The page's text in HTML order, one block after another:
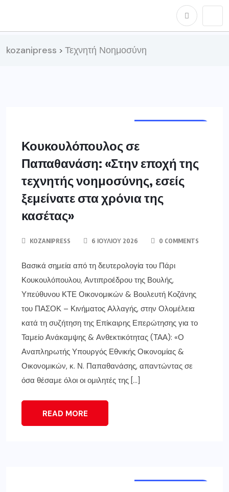
kozanipress > Τεχνητή Νοημοσύνη
Κουκουλόπουλος σε
Παπαθανάση: «Στην εποχή της
τεχνητής νοημοσύνης, εσείς
ξεμείνατε στα χρόνια της
κασέτας»
KOZANIPRESS 6 ΙΟΥΛΊΟΥ 2026 0 COMMENTS
Βασικά σημεία από τη δευτερολογία του Πάρι
Κουκουλόπουλου, Αντιπροέδρου της Βουλής,
Υπεύθυνου ΚΤΕ Οικονομικών & Βουλευτή Κοζάνης
του ΠΑΣΟΚ – Κινήματος Αλλαγής, στην Ολομέλεια
κατά τη συζήτηση της Επίκαιρης Επερώτησης για το
Ταμείο Ανάκαμψης & Ανθεκτικότητας (ΤΑΑ): «Ο
Αναπληρωτής Υπουργός Εθνικής Οικονομίας &
Οικονομικών, κ. Ν. Παπαθανάσης, απαντώντας σε
όσα θέσαμε όλοι οι ομιλητές της […]
READ MORE